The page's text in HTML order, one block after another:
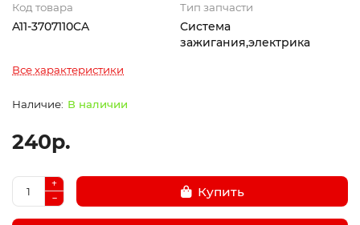
Код товара
A11-3707110CA
Тип запчасти
Система
зажигания,электрика
Все характеристики
В наличии
240р.
Купить